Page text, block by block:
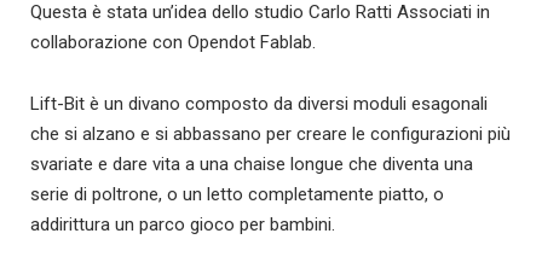
Questa è stata un’idea dello studio Carlo Ratti Associati in
collaborazione con Opendot Fablab.
Lift-Bit è un divano composto da diversi moduli esagonali
che si alzano e si abbassano per creare le configurazioni più
svariate e dare vita a una chaise longue che diventa una
serie di poltrone, o un letto completamente piatto, o
addirittura un parco gioco per bambini.